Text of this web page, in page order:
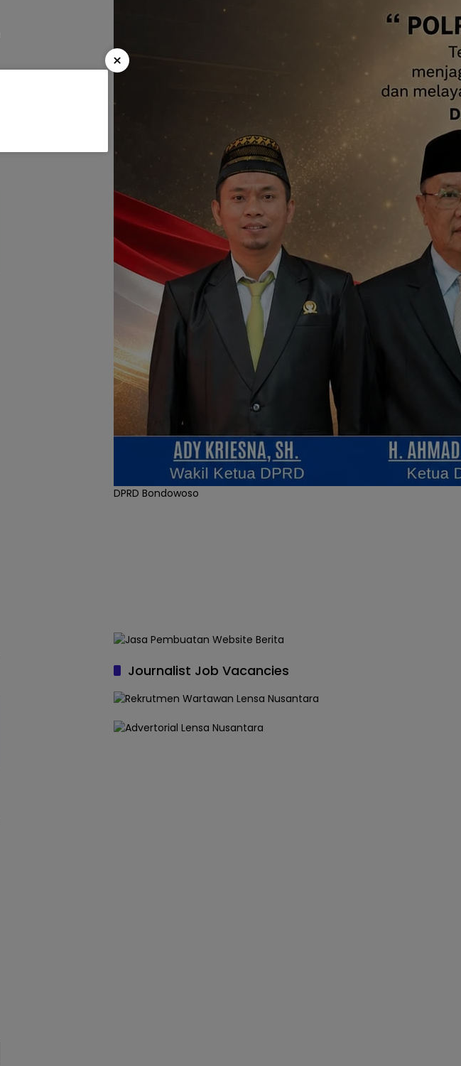
DPRD Bondowoso
Journalist Job Vacancies
×